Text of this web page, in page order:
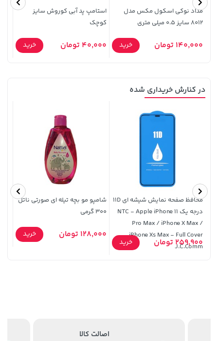
3,230,000 تومان
4,740,000
خرید 1,109,000 تومان خرید
مداد نوکی اسکول مکس مدل
8012 سایز 0.5 میلی متری
140,000 تومان خرید
استامپ پد آبی کوروش سایز
کوچک
40,000 تومان خرید
در کنارش خریداری شده
محافظ صفحه نمایش شیشه ای 11D
درجه یک NTC - Apple iPhone 11
Pro Max / iPhone X Max /
iPhone Xs Max - Full Cover
J.C.Comm
259,900 تومان خرید
شامپو مو بچه تیله ای صورتی ناتل
300 گرمی
128,000 تومان خرید
اصالت کالا